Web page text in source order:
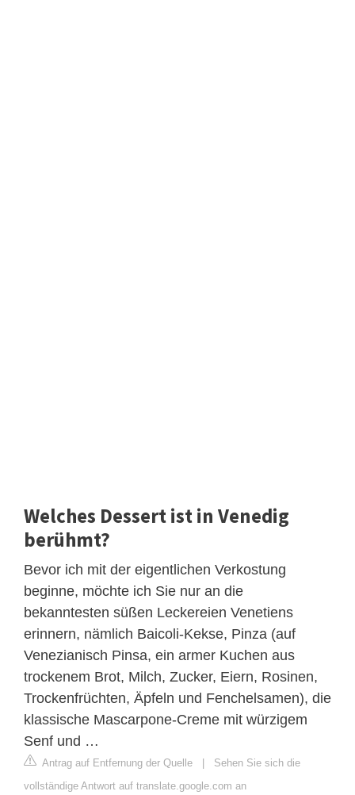
Welches Dessert ist in Venedig
berühmt?
Bevor ich mit der eigentlichen Verkostung
beginne, möchte ich Sie nur an die
bekanntesten süßen Leckereien Venetiens
erinnern, nämlich Baicoli-Kekse, Pinza (auf
Venezianisch Pinsa, ein armer Kuchen aus
trockenem Brot, Milch, Zucker, Eiern, Rosinen,
Trockenfrüchten, Äpfeln und Fenchelsamen), die
klassische Mascarpone-Creme mit würzigem
Senf und …
Antrag auf Entfernung der Quelle | Sehen Sie sich die
vollständige Antwort auf translate.google.com an